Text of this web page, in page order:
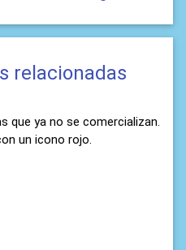
relacionadas
que ya no se comercializan.
un icono rojo.